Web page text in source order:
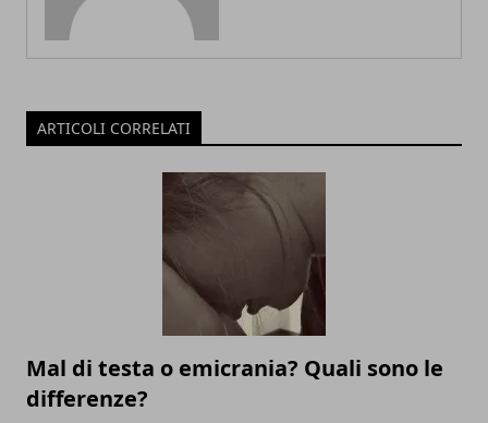
ARTICOLI CORRELATI
Mal di testa o emicrania? Quali sono le
differenze?